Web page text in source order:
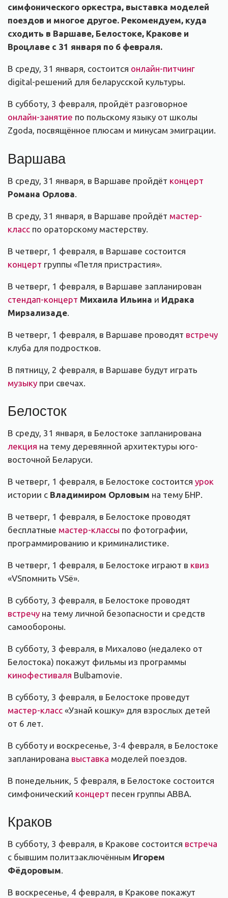
симфонического оркестра, выставка моделей
поездов и многое другое. Рекомендуем, куда
сходить в Варшаве, Белостоке, Кракове и
Вроцлаве с 31 января по 6 февраля.
В среду, 31 января, состоится онлайн-питчинг
digital-решений для беларусской культуры.
В субботу, 3 февраля, пройдёт разговорное
онлайн-занятие по польскому языку от школы
Zgoda, посвящённое плюсам и минусам эмиграции.
Варшава
В среду, 31 января, в Варшаве пройдёт концерт
Романа Орлова
В среду, 31 января, в Варшаве пройдёт мастер-
класс по ораторскому мастерству.
В четверг, 1 февраля, в Варшаве состоится
концерт группы «Петля пристрастия».
В четверг, 1 февраля, в Варшаве запланирован
стендап-концерт Михаила Ильина и Идрака
Мирзализаде
В четверг, 1 февраля, в Варшаве проводят встречу
клуба для подростков.
В пятницу, 2 февраля, в Варшаве будут играть
музыку при свечах.
Белосток
В среду, 31 января, в Белостоке запланирована
лекция на тему деревянной архитектуры юго-
восточной Беларуси.
В четверг, 1 февраля, в Белостоке состоится урок
истории с Владимиром Орловым на тему БНР.
В четверг, 1 февраля, в Белостоке проводят
бесплатные мастер-классы по фотографии,
программированию и криминалистике.
В четверг, 1 февраля, в Белостоке играют в квиз
«VSпомнить VSё».
В субботу, 3 февраля, в Белостоке проводят
встречу на тему личной безопасности и средств
самообороны.
В субботу, 3 февраля, в Михалово (недалеко от
Белостока) покажут фильмы из программы
кинофестиваля Bulbamovie.
В субботу, 3 февраля, в Белостоке проведут
мастер-класс «Узнай кошку» для взрослых детей
от 6 лет.
В субботу и воскресенье, 3-4 февраля, в Белостоке
запланирована выставка моделей поездов.
В понедельник, 5 февраля, в Белостоке состоится
симфонический концерт песен группы ABBA.
Краков
В субботу, 3 февраля, в Кракове состоится встреча
с бывшим политзаключённым Игорем
Фёдоровым.
В воскресенье, 4 февраля, в Кракове покажут